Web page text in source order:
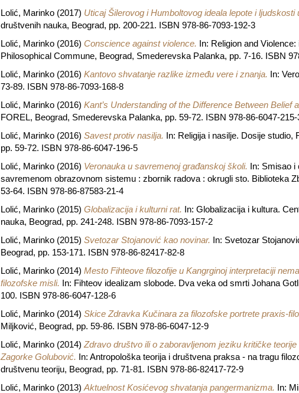
Lolić, Marinko (2017) Uticaj Šilerovog i Humboltovog ideala lepote i
društvenih nauka, Beograd, pp. 200-221. ISBN 978-86-7093-192-3
Lolić, Marinko (2016) Conscience against violence. In: Religion and
Philosophical Commune, Beograd, Smederevska Palanka, pp. 7-16. ISBN
Lolić, Marinko (2016) Kantovo shvatanje razlike između vere i znanja. In:
73-89. ISBN 978-86-7093-168-8
Lolić, Marinko (2016) Kant’s Understanding of the Difference Between Belief
FOREL, Beograd, Smederevska Palanka, pp. 59-72. ISBN 978-86-6047-215-
Lolić, Marinko (2016) Savest protiv nasilja. In: Religija i nasilje. Dosije
pp. 59-72. ISBN 978-86-6047-196-5
Lolić, Marinko (2016) Veronauka u savremenoj građanskoj školi. In: Smisao i
savremenom obrazovnom sistemu : zbornik radova : okrugli sto. Biblioteka
53-64. ISBN 978-86-87583-21-4
Lolić, Marinko (2015) Globalizacija i kulturni rat. In: Globalizacija i kultura.
nauka, Beograd, pp. 241-248. ISBN 978-86-7093-157-2
Lolić, Marinko (2015) Svetozar Stojanović kao novinar. In: Svetozar
Beograd, pp. 153-171. ISBN 978-86-82417-82-8
Lolić, Marinko (2014) Mesto Fihteove filozofije u Kangrginoj interpretaciji
filozofske misli. In: Fihteov idealizam slobode. Dva veka od smrti Johana
100. ISBN 978-86-6047-128-6
Lolić, Marinko (2014) Skice Zdravka Kučinara za filozofske portrete praxis-
Miljković, Beograd, pp. 59-86. ISBN 978-86-6047-12-9
Lolić, Marinko (2014) Zdravo društvo ili o zaboravljenom jeziku kritičke
Zagorke Golubović. In: Antropološka teorija i društvena praksa - na tragu
društvenu teoriju, Beograd, pp. 71-81. ISBN 978-86-82417-72-9
Lolić, Marinko (2013) Aktuelnost Kosićevog shvatanja pangermanizma. In: